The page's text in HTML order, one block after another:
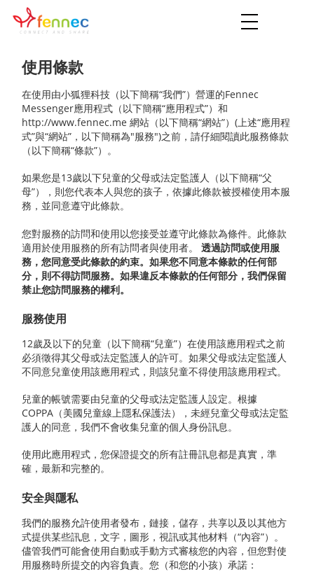
Toggle
使用條款
在使用由小狐狸科技（以下簡稱“我們”）營運的Fennec
Messenger應用程式（以下簡稱“應用程式”）和
http://www.fennec.me 網站（以下簡稱“網站”）(上述“應用程
式”與“網站”，以下簡稱為"服務")之前，請仔細閱讀此服務條款
（以下簡稱“條款”）。
如果您是13歲以下兒童的父母或法定監護人（以下簡稱“父
母”），則您代表本人與您的孩子，依據此條款被授權使用本服
務，並同意遵守此條款。
您對服務的訪問和使用以您接受並遵守此條款為條件。此條款
適用於使用服務的所有訪問者與使用者。 透過訪問或使用服
務，您同意受此條款的約束。如果您不同意本條款的任何部
分，則不得訪問服務。如果違反本條款的任何部分，我們保留
禁止您訪問服務的權利。
服務使用
12歲及以下的兒童（以下簡稱“兒童”）在使用該應用程式之前
必須徵得其父母或法定監護人的許可。如果父母或法定監護人
不同意兒童使用該應用程式，則該兒童不得使用該應用程式。
兒童的帳號需要由兒童的父母或法定監護人設定。根據
COPPA（美國兒童線上隱私保護法），未經兒童父母或法定監
護人的同意，我們不會收集兒童的個人身份訊息。
使用此應用程式，您保證提交的所有註冊訊息都是真實，準
確，最新和完整的。
安全與隱私
我們的服務允許使用者發布，鏈接，儲存，共享以及以其他方
式提供某些訊息，文字，圖形，視訊或其他材料（“內容”）。
儘管我們可能會使用自動或手動方式審核您的內容，但您對使
用服務時所提交的內容負責。您（和您的小孩）承諾：